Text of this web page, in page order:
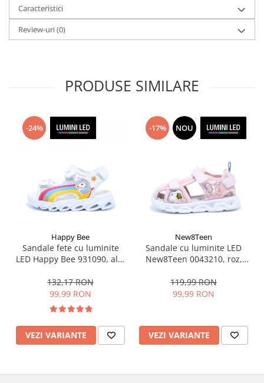
Caracteristici
Review-uri(0)
PRODUSE SIMILARE
-24%
Happy Bee
Sandale fete cu luminite
LED Happy Bee 931090, alb,
132,17 RON
99,99 RON
VEZI VARIANTE
-17% NOU
New8Teen
Sandale cu luminite LED
New8Teen 0043210, roz,
119,99 RON
99,99 RON
VEZI VARIANTE